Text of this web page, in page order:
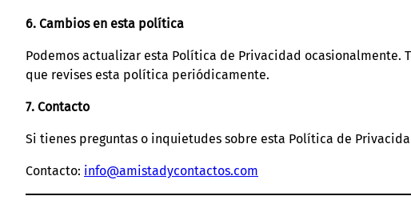
6. Cambios en esta política
Podemos actualizar esta Política de Privacidad
que revises esta política periódicamente.
7. Contacto
Si tienes preguntas o inquietudes sobre esta Política de
Contacto: info@amistadycontactos.com